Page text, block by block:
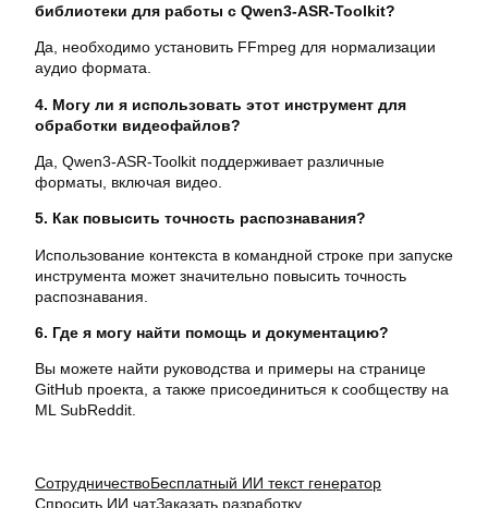
библиотеки для работы с Qwen3-ASR-Toolkit?
Да, необходимо установить FFmpeg для нормализации
аудио формата.
4. Могу ли я использовать этот инструмент для
обработки видеофайлов?
Да, Qwen3-ASR-Toolkit поддерживает различные
форматы, включая видео.
5. Как повысить точность распознавания?
Использование контекста в командной строке при запуске
инструмента может значительно повысить точность
распознавания.
6. Где я могу найти помощь и документацию?
Вы можете найти руководства и примеры на странице
GitHub проекта, а также присоединиться к сообществу на
ML SubReddit.
СотрудничествоБесплатный ИИ текст генератор
Спросить ИИ чатЗаказать разработку